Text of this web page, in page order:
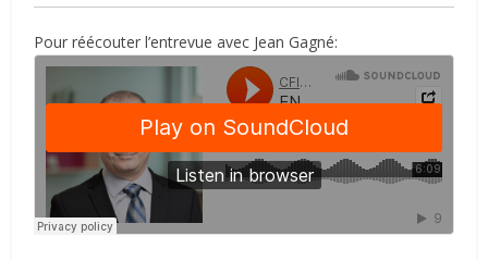
Pour réécouter l’entrevue avec Jean Gagné: